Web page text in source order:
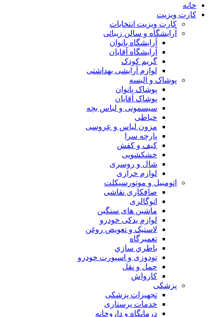
خانه
کارت ویزیت
کارت ویزیت انتخابات
آرایشگاه و سالن زیبائی
آرایشگاه بانوان
آرایشگاه آقایان
گریم کودک
لوازم آرایشی بهداشتی
پوشاک و البسه
پوشاک بانوان
پوشاک آقایان
سیسمونی و لباس بچه
خیاطی
مزون لباس و عروسی
پارچه سرا
کیف و کفش
خشکشویی
شال و روسری
لوازم خرازی
اتومبیل و موتورسیکلت
صافکاری نقاشی
اتوگالری
ماشین های سنگین
لوازم یدکی خودرو
لاستیک و تعویض روغن
تعميرگاه
باطري سازي
تودوزی و اسپورت خودرو
حمل و نقل
کارواش
پزشکی
تجهیزات پزشکی
خدمات پرستاری
درمانگاه و داروخانه